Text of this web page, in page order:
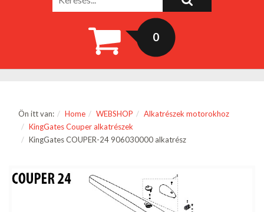
0
Ön itt van: Home WEBSHOP
Alkatrészek motorokhoz
KingGates Couper alkatrészek
KingGates COUPER-24 906030000 alkatrész